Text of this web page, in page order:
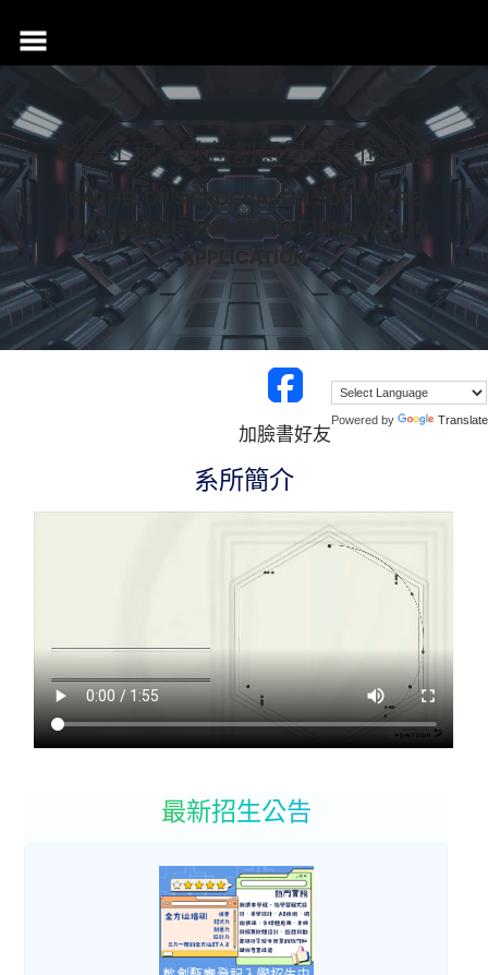
主
內
容
軟體工程與數位創意學士學位學程
BACHELOR'S PROGRAM IN SOFTWARE
ENGINEERING AND DIGITAL INNOVATION
APPLICATION
加臉書好友
Powered by Translate
系所簡介
最新招生公告